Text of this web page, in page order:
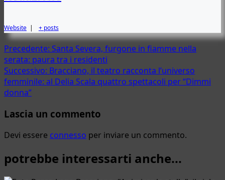
Website | + posts
Navigazione
articolo
Precedente: Santa Severa, furgone in fiamme nella
serata: paura tra i residenti
Successivo: Bracciano, il teatro racconta l’universo
femminile: al Delia Scala quattro spettacoli per “Dimmi
donna”
Lascia un commento
Devi essere connesso per inviare un commento.
potrebbe interessarti anche...